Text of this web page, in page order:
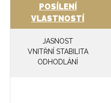
POSÍLENÍ
VLASTNOSTÍ
JASNOST
VNITŘNÍ STABILITA
ODHODLÁNÍ